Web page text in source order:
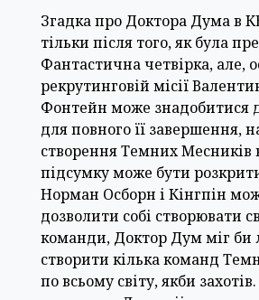
Згадка про Доктора Дума в
тільки після того, як була
Фантастична четвірка, але,
рекрутинговій місії
Фонтейн може знадобитися
для повного її завершення,
створення Темних Месників
підсумку може бути
Норман Осборн і Кінгпін
дозволити собі створювати
команди, Доктор Дум міг би
створити кілька команд
по всьому світу, якби